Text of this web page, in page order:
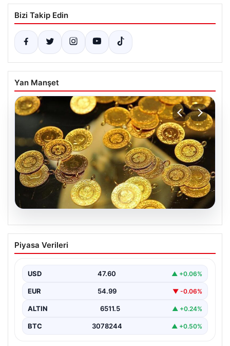
Bizi Takip Edin
Yan Manşet
05.08.2026
Altın fiyatları canlı 7 Nisan 2026: Altın
fiyatları bugün ne kadar oldu?
Piyasa Verileri
USD 47.60 ▲ +0.06%
EUR 54.99 ▼ -0.06%
ALTIN 6511.5 ▲ +0.24%
BTC 3078244 ▲ +0.50%